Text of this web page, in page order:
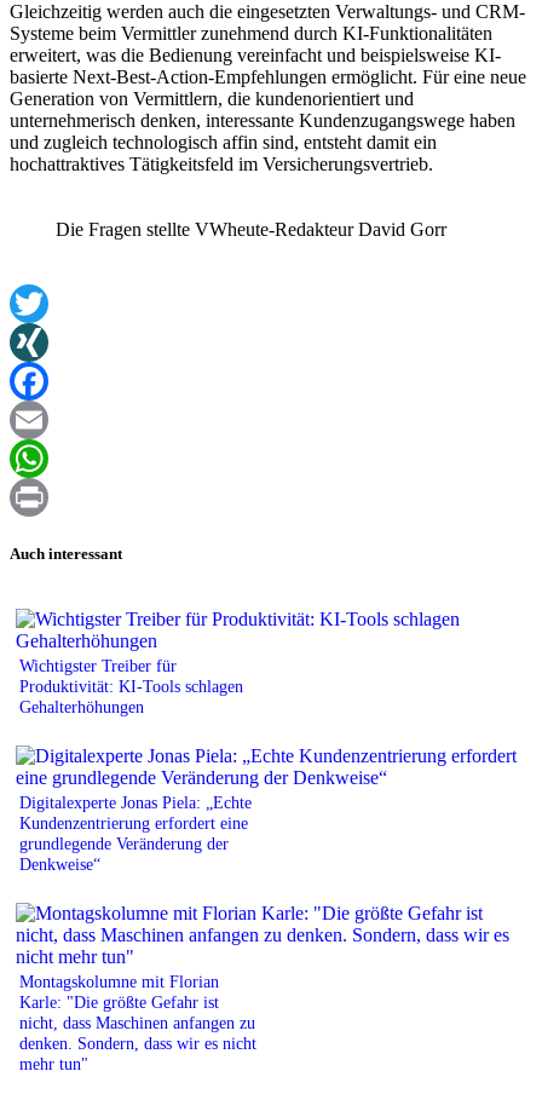
Gleichzeitig werden auch die eingesetzten Verwaltungs- und CRM-
Systeme beim Vermittler zunehmend durch KI-Funktionalitäten
erweitert, was die Bedienung vereinfacht und beispielsweise KI-
basierte Next-Best-Action-Empfehlungen ermöglicht. Für eine neue
Generation von Vermittlern, die kundenorientiert und
unternehmerisch denken, interessante Kundenzugangswege haben
und zugleich technologisch affin sind, entsteht damit ein
hochattraktives Tätigkeitsfeld im Versicherungsvertrieb.
Die Fragen stellte VWheute-Redakteur David Gorr
Twitter
XING
Facebook
Email
WhatsApp
Auch interessant
Wichtigster Treiber für
Produktivität: KI-Tools schlagen
Gehalterhöhungen
Digitalexperte Jonas Piela: „Echte
Kundenzentrierung erfordert eine
grundlegende Veränderung der
Denkweise“
Montagskolumne mit Florian
Karle: "Die größte Gefahr ist
nicht, dass Maschinen anfangen zu
denken. Sondern, dass wir es nicht
mehr tun"